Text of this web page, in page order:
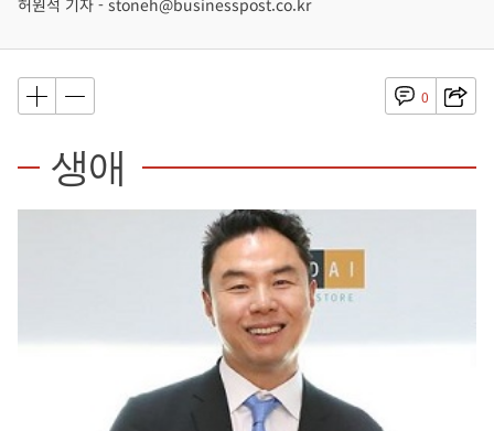
허원석 기자 - stoneh@businesspost.co.kr
0
생애